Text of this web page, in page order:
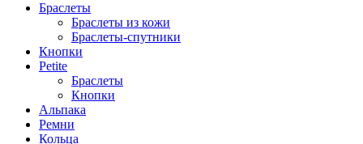
Браслеты
Браслеты из кожи
Браслеты-спутники
Кнопки
Petite
Браслеты
Кнопки
Альпака
Ремни
Кольца